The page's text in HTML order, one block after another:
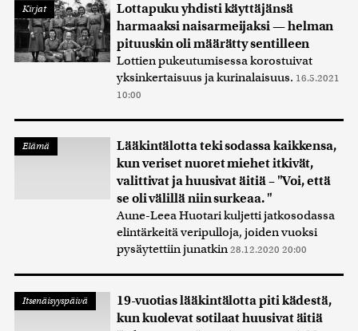
Kirjat
Lottapuku yhdisti käyttäjänsä
harmaaksi naisarmeijaksi — helman
pituuskin oli määrätty sentilleen
Lottien pukeutumisessa korostuivat
yksinkertaisuus ja kurinalaisuus. 16.5.2021
10:00
Elämä
Lääkintälotta teki sodassa kaikkensa,
kun veriset nuoret miehet itkivät,
valittivat ja huusivat äitiä – "Voi, että
se oli välillä niin surkeaa. "
Aune-Leea Huotari kuljetti jatkosodassa
elintärkeitä veripulloja, joiden vuoksi
pysäytettiin junatkin 28.12.2020 20:00
Itsenäisyyspäivä
19-vuotias lääkintälotta piti kädestä,
kun kuolevat sotilaat huusivat äitiä